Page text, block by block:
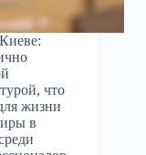
что
жизни
в